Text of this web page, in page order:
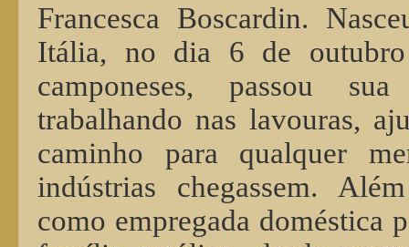
Francesca Boscardin.
Itália, no dia 6 de
camponeses, passou
trabalhando nas lavouras,
caminho para qualquer
indústrias chegassem.
como empregada doméstica